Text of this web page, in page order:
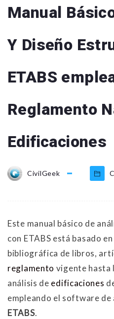
Manual
Y Diseño
ETABS
Reglamento
Edificaciones
CivilGeek
Este manual básico de
con ETABS está basado
bibliográfica de libros,
reglamento vigente hasta
análisis de edificaciones
empleando el software
ETABS.